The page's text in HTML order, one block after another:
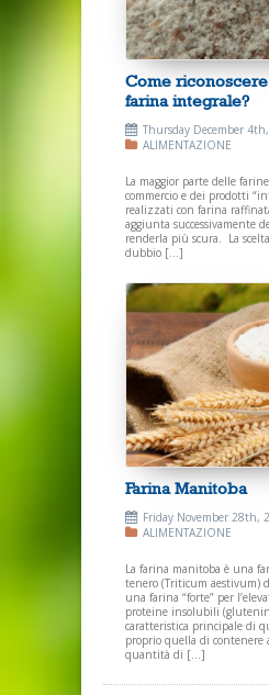
Come
farina integrale?
Thursday December
ALIMENTAZIONE
La maggior parte delle
commercio e dei prodotti
realizzati con farina
aggiunta successivamente
renderla più scura. La
dubbio […]
Farina Manitoba
Friday November 28th,
ALIMENTAZIONE
La farina manitoba è una
tenero (Triticum aestivum)
una farina “forte” per
proteine insolubili
caratteristica principale di
proprio quella di contenere
quantità di […]